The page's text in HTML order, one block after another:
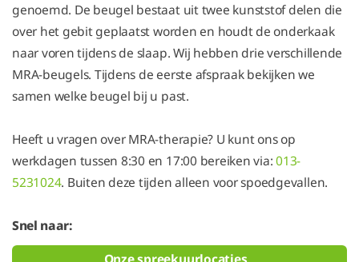
genoemd. De beugel bestaat uit twee kunststof delen die
over het gebit geplaatst worden en houdt de onderkaak
naar voren tijdens de slaap. Wij hebben drie verschillende
MRA-beugels. Tijdens de eerste afspraak bekijken we
samen welke beugel bij u past.
Heeft u vragen over MRA-therapie? U kunt ons op
werkdagen tussen 8:30 en 17:00 bereiken via:013-
5231024. Buiten deze tijden alleen voor spoedgevallen.
Snel naar: